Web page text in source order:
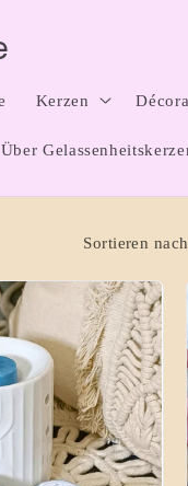
Kerzen
Über
Sortieren